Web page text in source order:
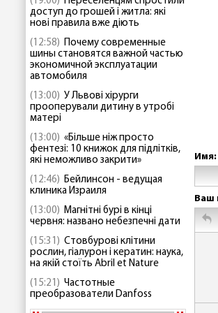
доступ до грошей і житла: які
нові правила вже діють
(12:58) Почему современные
шины становятся важной частью
экономичной эксплуатации
автомобиля
(13:00) У Львові хірурги
прооперували дитину в утробі
матері
(13:00) «Більше ніж просто
фентезі: 10 книжок для підлітків,
які неможливо закрити»
(12:46) Бейлинсон - ведущая
клиника Израиля
(13:00) Магнітні бурі в кінці
червня: названо небезпечні дати
(15:31) Стовбурові клітини
рослин, гіалурон і кератин: наука,
на якій стоїть Abril et Nature
(15:21) Частотные
преобразователи Danfoss
Имя:
Ваш